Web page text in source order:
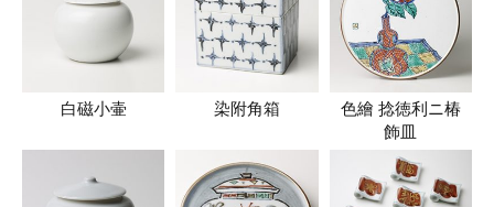
白磁小壷 染附角箱
色繪 捻徳利ニ椿
飾皿